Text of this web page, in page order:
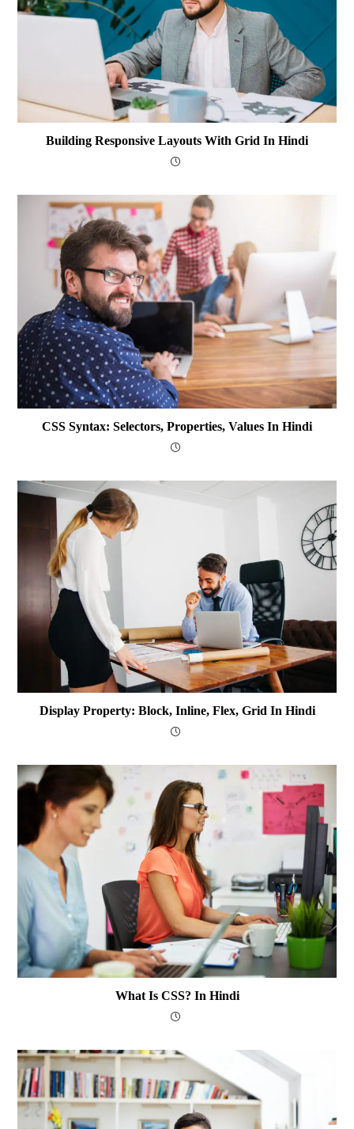
Building Responsive Layouts With Grid In Hindi
CSS Syntax: Selectors, Properties, Values In Hindi
Display Property: Block, Inline, Flex, Grid In Hindi
What Is CSS? In Hindi